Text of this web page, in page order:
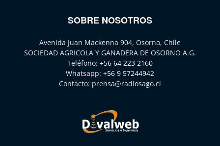
SOBRE NOSOTROS
Avenida Juan Mackenna 904, Osorno, Chile
SOCIEDAD AGRICOLA Y GANADERA DE OSORNO A.G.
Teléfono: +56 64 223 2160
Whatsapp: +56 9 57244942
Contacto: prensa@radiosago.cl